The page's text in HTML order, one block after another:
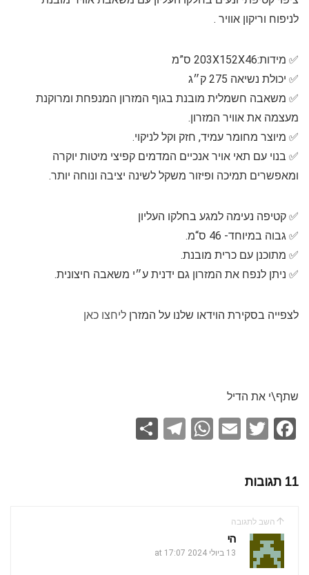
לניפוח וריקון אוויר .
✅️ מידות:203X152X46 ס”מ
✅️ יכולת נשיאה 275 ק״ג
✅️ משאבה חשמלית מובנת בגוף המזרון המנפחת ומרוקנת
מעצמה את אוויר המזרון.
✅️ מיוצר מחומר עמיד, חזק וקל לניקוי.
✅️ בנוי עם תאי אויר אנכיים המדמים קפיצי מיטות יוקרה
ומאפשרים תמיכה ופיזור משקל לשינה יציבה ונוחה יותר.
✅️ קטיפה נעימה למגע בחלקו העליון
✅️ גבוה במיוחד- 46 ס“מ.
✅️ מתוכנן עם כרית מובנת.
✅️ ניתן לנפח את המזרון גם ידנית ע״י משאבה חיצונית.
לצפייה בסקירת הוידאו שלנו על המזרן ליחצו כאן
שתף\י את הדיל
F
ce
b
o
o
k
T
tt
er
E
W
p
T
11 תגובות
השב לתגובה
הי
13 ביולי 2024 at 17:07